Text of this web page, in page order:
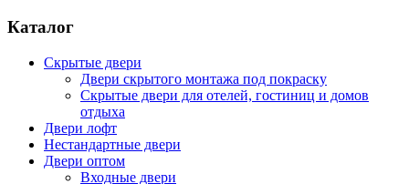
Каталог
Скрытые двери
Двери скрытого монтажа под покраску
Скрытые двери для отелей, гостиниц и домов
отдыха
Двери лофт
Нестандартные двери
Двери оптом
Входные двери